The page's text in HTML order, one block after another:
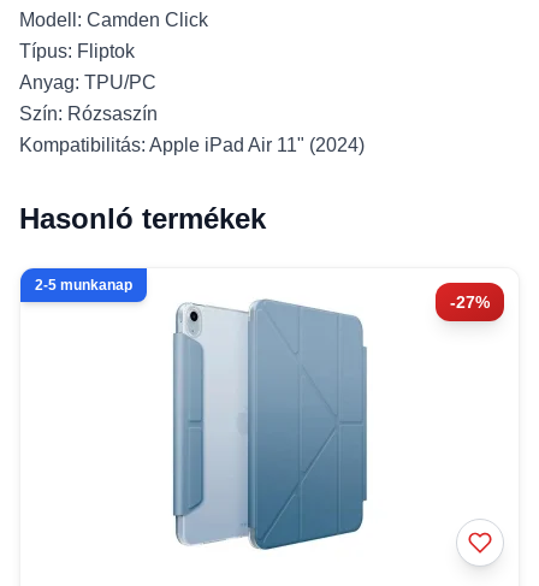
Modell: Camden Click
Típus: Fliptok
Anyag: TPU/PC
Szín: Rózsaszín
Kompatibilitás: Apple iPad Air 11" (2024)
Hasonló termékek
-27%
2-5 munkanap